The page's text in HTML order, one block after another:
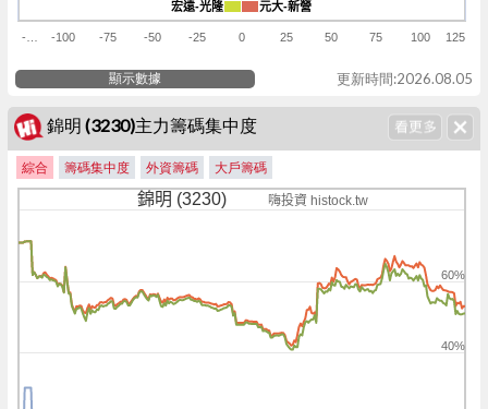
元大-新營
元大-新營
宏遠-光隆
宏遠-光隆
-75 -50 -25 0 25 50 75 100 125
-… -100
顯示數據 更新時間:2026.08.05
錦明 (3230)主力籌碼集中度
綜合 籌碼集中度 外資籌碼 大戶籌碼
錦明 (3230) 嗨投資 histock.tw
40%
60%